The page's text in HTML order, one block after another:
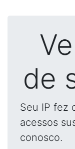
de
Seu IP fez
acessos
conosco.